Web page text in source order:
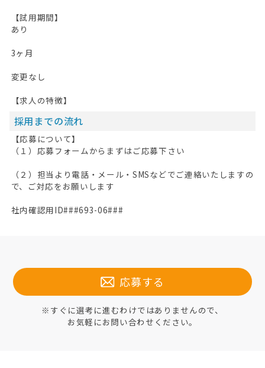
【試用期間】
あり
3ヶ月
変更なし
【求人の特徴】
採用までの流れ
【応募について】
（１）応募フォームからまずはご応募下さい
（２）担当より電話・メール・SMSなどでご連絡いたしますの
で、ご対応をお願いします
社内確認用ID###693-06###
応募する
※すぐに選考に進むわけではありませんので、
お気軽にお問い合わせください。